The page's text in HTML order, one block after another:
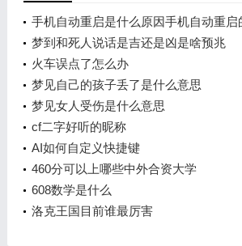
手机自动重启是什么原因手机自动重启
梦到和死人说话是吉还是凶是啥预兆
火车误点了怎么办
梦见自己的孩子丢了是什么意思
梦见女人受伤是什么意思
cf二字好听的昵称
AI如何自定义快捷键
460分可以上哪些中外合资大学
608数学是什么
洛克王国目前谁最厉害